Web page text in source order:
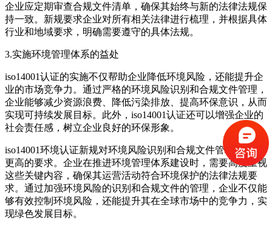
企业应定期审查合规文件清单，确保其始终与新的法律法规保
持一致。新规要求企业对所有相关法律进行梳理，并根据具体
行业和地域要求，明确需要遵守的具体法规。
3.实施环境管理体系的益处
iso14001认证的实施不仅帮助企业降低环境风险，还能提升企
业的市场竞争力。通过严格的环境风险识别和合规文件管理，
企业能够减少资源浪费、降低污染排放、提高环保意识，从而
实现可持续发展目标。此外，iso14001认证还可以增强企业的
社会责任感，树立企业良好的环保形象。
iso14001环境认证新规对环境风险识别和合规文件管理提出了
更高的要求。企业在推进环境管理体系建设时，需要高度重视
这些关键内容，确保其运营活动符合环境保护的法律法规要
求。通过加强环境风险的识别和合规文件的管理，企业不仅能
够有效控制环境风险，还能提升其在全球市场中的竞争力，实
现绿色发展目标。